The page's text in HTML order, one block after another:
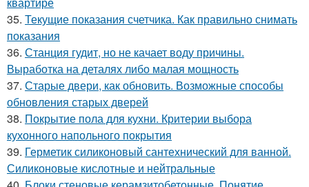
35. Текущие показания счетчика. Как правильно снимать
показания
36. Станция гудит, но не качает воду причины.
Выработка на деталях либо малая мощность
37. Старые двери, как обновить. Возможные способы
обновления старых дверей
38. Покрытие пола для кухни. Критерии выбора
кухонного напольного покрытия
39. Герметик силиконовый сантехнический для ванной.
Силиконовые кислотные и нейтральные